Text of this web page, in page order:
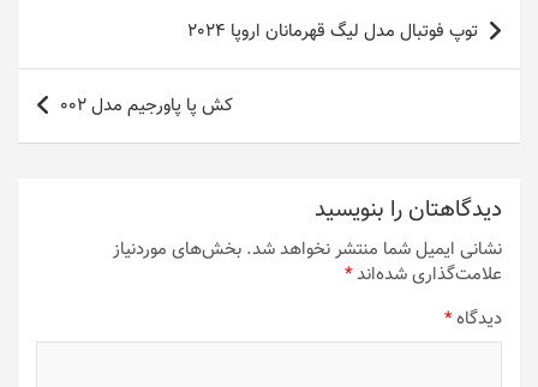
راهبری
نوشته
توپ فوتبال مدل لیگ قهرمانان اروپا 2024
کش پا پاورجیم مدل 002
دیدگاهتان را بنویسید
نشانی ایمیل شما منتشر نخواهد شد. بخش‌های موردنیاز
علامت‌گذاری شده‌اند*
دیدگاه*